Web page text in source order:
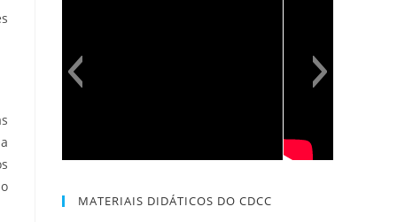
MATERIAIS DIDÁTICOS DO CDCC